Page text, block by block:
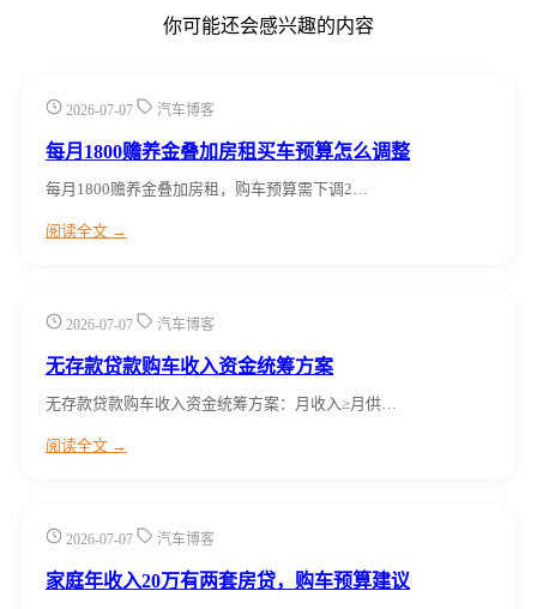
你可能还会感兴趣的内容
2026-07-07 汽车博客
每月1800赡养金叠加房租买车预算怎么调整
每月1800赡养金叠加房租，购车预算需下调2…
阅读全文 →
2026-07-07 汽车博客
无存款贷款购车收入资金统筹方案
无存款贷款购车收入资金统筹方案：月收入≥月供…
阅读全文 →
2026-07-07 汽车博客
家庭年收入20万有两套房贷，购车预算建议